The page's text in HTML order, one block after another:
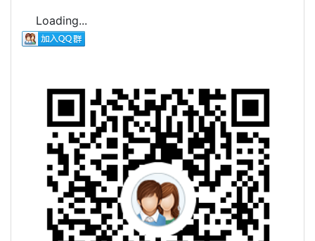
Loading...